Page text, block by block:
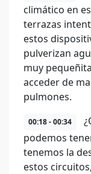
climático en
terrazas
estos
pulverizan
muy
acceder de
pulmones.
00:18 - 00:34
podemos
tenemos la
estos